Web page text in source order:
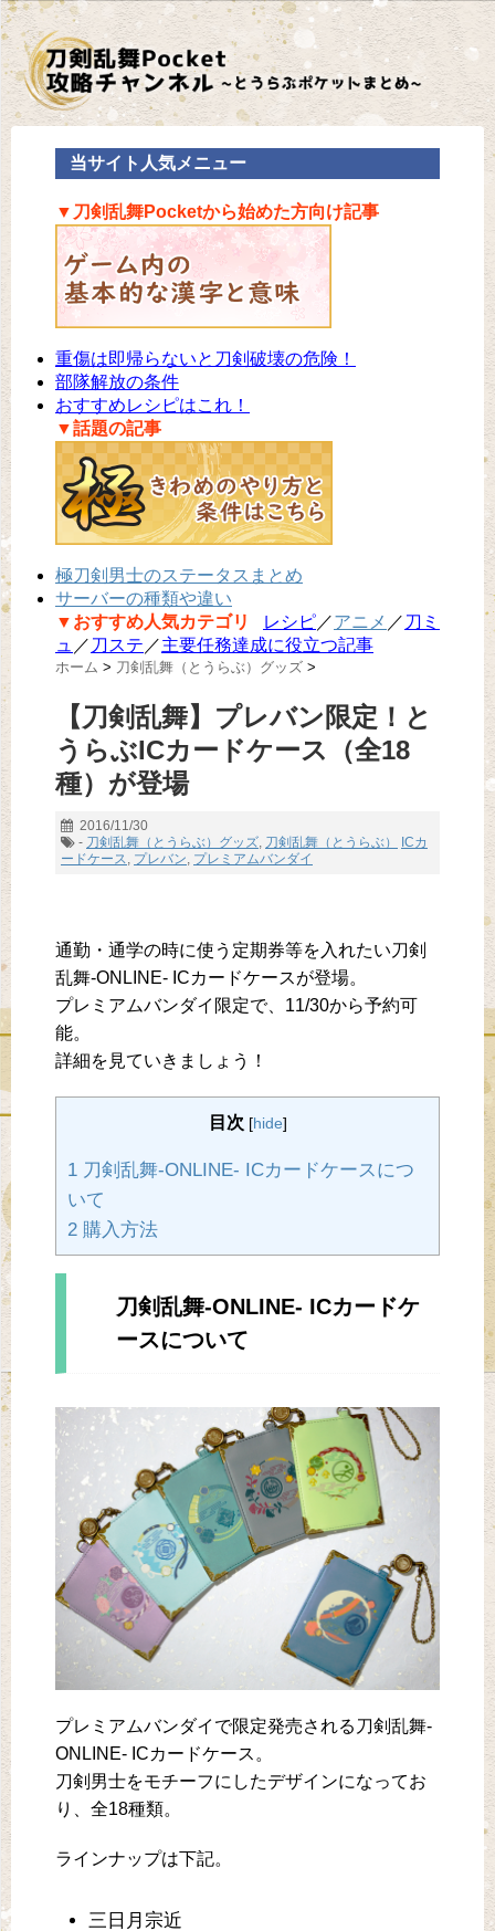
当サイト人気メニュー
▼刀剣乱舞Pocketから始めた方向け記事
重傷は即帰らないと刀剣破壊の危険！
部隊解放の条件
おすすめレシピはこれ！
▼話題の記事
極刀剣男士のステータスまとめ
サーバーの種類や違い
▼おすすめ人気カテゴリ
レシピ／アニメ ／ 刀ミ
ュ ／ 刀ステ ／主要任務達成に役立つ記事
ホーム > 刀剣乱舞（とうらぶ）グッズ >
【刀剣乱舞】プレバン限定！と
うらぶICカードケース（全18
種）が登場
2016/11/30
- 刀剣乱舞（とうらぶ）グッズ, 刀剣乱舞（とうらぶ）
ICカ
ードケース, プレバン, プレミアムバンダイ
通勤・通学の時に使う定期券等を入れたい刀剣
乱舞-ONLINE- ICカードケースが登場。
プレミアムバンダイ限定で、11/30から予約可
能。
詳細を見ていきましょう！
目次 [hide]
1 刀剣乱舞-ONLINE- ICカードケースにつ
いて
2 購入方法
刀剣乱舞-ONLINE- ICカードケ
ースについて
プレミアムバンダイで限定発売される刀剣乱舞-
ONLINE- ICカードケース。
刀剣男士をモチーフにしたデザインになってお
り、全18種類。
ラインナップは下記。
三日月宗近